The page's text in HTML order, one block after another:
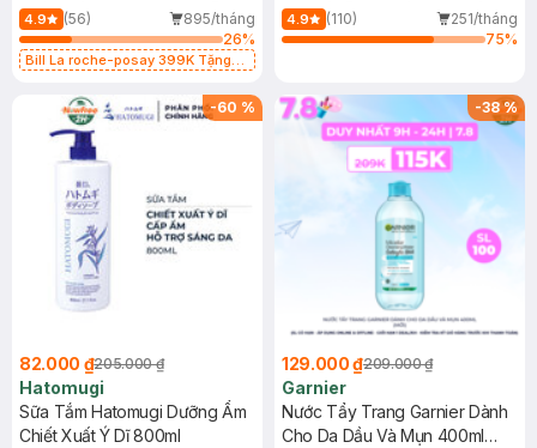
Dụng 40ml
4.9 (56)
895/tháng
26%
Bill La roche-posay 399K Tặng
(SL có hạn)
40ml
4.9 (110)
251/tháng
75%
-60 %
82.000 ₫205.000 ₫
Hatomugi
Sữa Tắm Hatomugi Dưỡng Ẩm
Chiết Xuất Ý Dĩ 800ml
-38%
129.000 ₫209.000 ₫
Garnier
Nước Tẩy Trang Garnier Dành
Cho Da Dầu Và Mụn 400ml